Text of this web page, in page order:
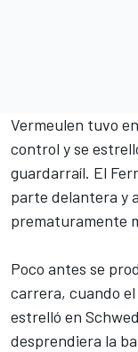
Vermeulen tuvo
control y se
guardarraíl. El
parte delantera y
prematuramente
Poco antes se
carrera, cuando el
estrelló en
desprendiera la